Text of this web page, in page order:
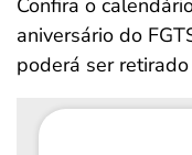
Confira o
aniversário do
poderá ser